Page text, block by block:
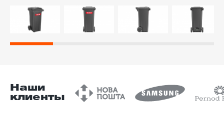
Наши
клиенты